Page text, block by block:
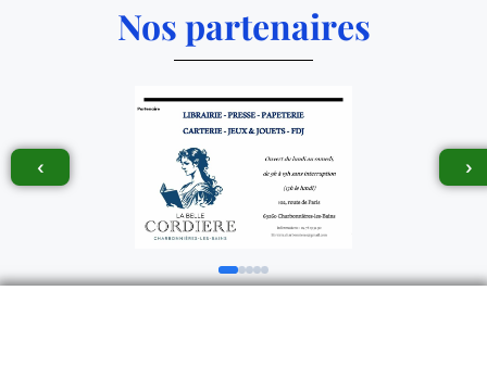
Nos partenaires
‹ ›